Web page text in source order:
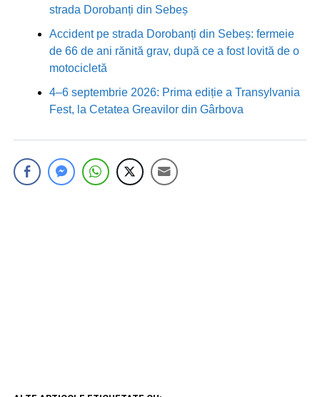
strada Dorobanți din Sebeș
Accident pe strada Dorobanți din Sebeș: fermeie
de 66 de ani rănită grav, după ce a fost lovită de o
motocicletă
4–6 septembrie 2026: Prima ediție a Transylvania
Fest, la Cetatea Greavilor din Gârbova